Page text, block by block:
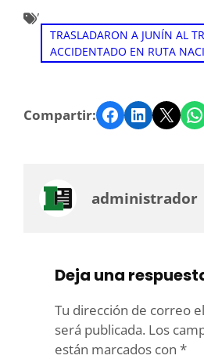
,
TRASLADARON A JUNÍN AL
ACCIDENTADO EN RUTA
Compartir: Facebook LinkedIn Twitter WhatsApp
administrador
Deja una
Tu dirección de correo
será publicada. Los
están marcados con *